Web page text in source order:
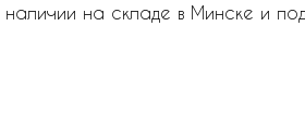
на складе в Минске и